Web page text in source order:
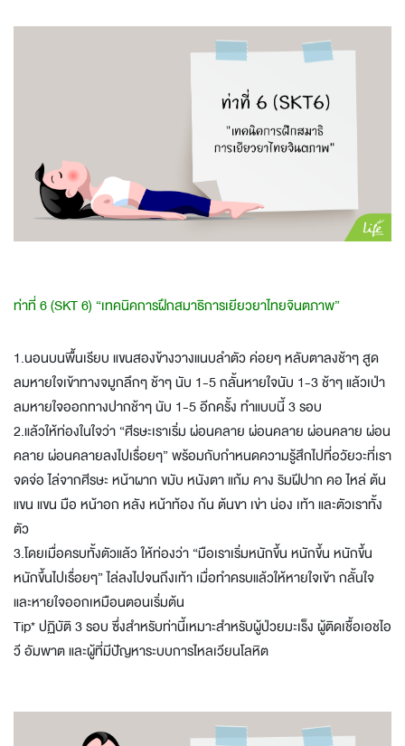
ท่าที่ 6 (SKT 6) “เทคนิคการฝึกสมาธิการเยียวยาไทยจินตภาพ”
1.นอนบนพื้นเรียบ แขนสองข้างวางแนบลำตัว ค่อยๆ หลับตาลงช้าๆ สูด
ลมหายใจเข้าทางจมูกลึกๆ ช้าๆ นับ 1-5 กลั้นหายใจนับ 1-3 ช้าๆ แล้วเป่า
ลมหายใจออกทางปากช้าๆ นับ 1-5 อีกครั้ง ทำแบบนี้ 3 รอบ
2.แล้วให้ท่องในใจว่า “ศีรษะเราเริ่ม ผ่อนคลาย ผ่อนคลาย ผ่อนคลาย ผ่อน
คลาย ผ่อนคลายลงไปเรื่อยๆ” พร้อมกับกำหนดความรู้สึกไปที่อวัยวะที่เรา
จดจ่อ ไล่จากศีรษะ หน้าผาก ขมับ หนังตา แก้ม คาง ริมฝีปาก คอ ไหล่ ต้น
แขน แขน มือ หน้าอก หลัง หน้าท้อง ก้น ต้นขา เข่า น่อง เท้า และตัวเราทั้ง
ตัว
3.โดยเมื่อครบทั้งตัวแล้ว ให้ท่องว่า “มือเราเริ่มหนักขึ้น หนักขึ้น หนักขึ้น
หนักขึ้นไปเรื่อยๆ” ไล่ลงไปจนถึงเท้า เมื่อทำครบแล้วให้หายใจเข้า กลั้นใจ
และหายใจออกเหมือนตอนเริ่มต้น
Tip* ปฏิบัติ 3 รอบ ซึ่งสำหรับท่านี้เหมาะสำหรับผู้ป่วยมะเร็ง ผู้ติดเชื้อเอชไอ
วี อัมพาต และผู้ที่มีปัญหาระบบการไหลเวียนโลหิต